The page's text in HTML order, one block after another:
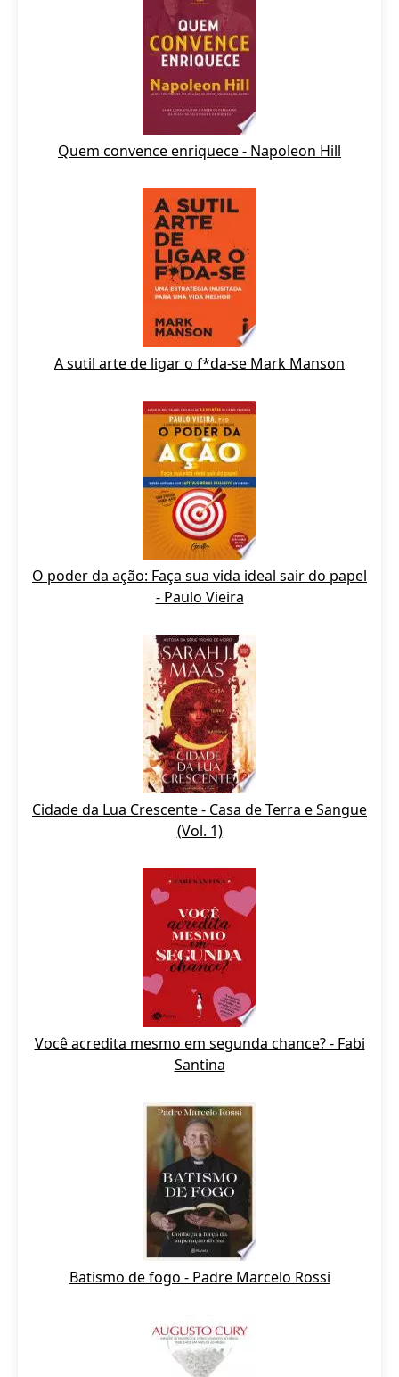
Quem convence enriquece - Napoleon Hill
A sutil arte de ligar o f*da-se Mark Manson
O poder da ação: Faça sua vida ideal sair do papel
- Paulo Vieira
Cidade da Lua Crescente - Casa de Terra e Sangue
(Vol. 1)
Você acredita mesmo em segunda chance? - Fabi
Santina
Batismo de fogo - Padre Marcelo Rossi